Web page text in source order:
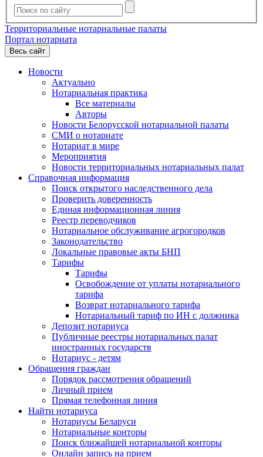
Территориальные нотариальные палаты
Портал нотариата
Весь сайт
Новости
Актуально
Нотариальная практика
Все материалы
Авторы
Новости Белорусской нотариальной палаты
СМИ о нотариате
Нотариат в мире
Мероприятия
Новости территориальных нотариальных палат
Справочная информация
Поиск открытого наследственного дела
Проверить доверенность
Единая информационная линия
Реестр переводчиков
Нотариальное обслуживание агрогородков
Законодательство
Локальные правовые акты БНП
Тарифы
Тарифы
Освобождение от уплаты нотариального
тарифа
Возврат нотариального тарифа
Нотариальный тариф по ИН с должника
Депозит нотариуса
Публичные реестры нотариальных палат
иностранных государств
Нотариус - детям
Обращения граждан
Порядок рассмотрения обращений
Личный прием
Прямая телефонная линия
Найти нотариуса
Нотариусы Беларуси
Нотариальные конторы
Поиск ближайшей нотариальной конторы
Онлайн запись на прием